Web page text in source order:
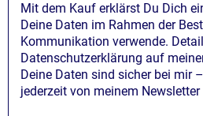
Mit dem Kauf erklärst Du Dich
Deine Daten im Rahmen der
Kommunikation verwende.
Datenschutzerklärung auf
Deine Daten sind sicher bei mir
jederzeit von meinem